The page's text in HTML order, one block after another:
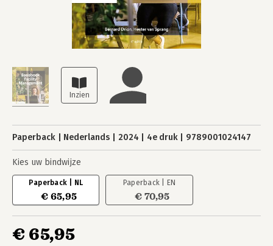
Paperback Nederlands 2024 4e druk 9789001024147
Kies uw bindwijze
Paperback | NL
€ 65,95
Paperback | EN
€ 70,95
€ 65,95